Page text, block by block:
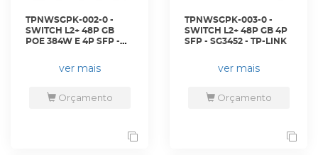
TPNWSGPK-002-0 -
SWITCH L2+ 48P GB
POE 384W E 4P SFP -
ver mais
Orçamento
TPNWSGPK-003-0 -
SWITCH L2+ 48P GB 4P
SFP - SG3452 - TP-LINK
ver mais
Orçamento